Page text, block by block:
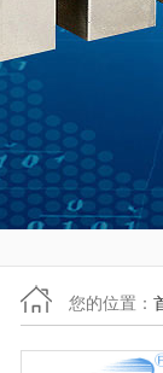
您的位置：